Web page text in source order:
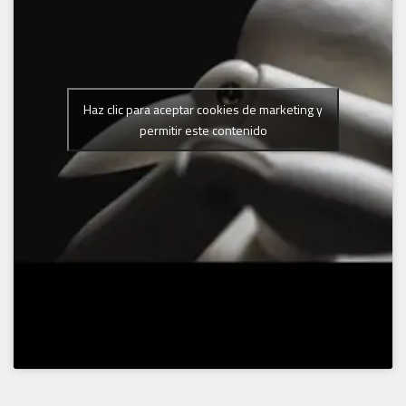
Haz clic para aceptar cookies de marketing y
permitir este contenido